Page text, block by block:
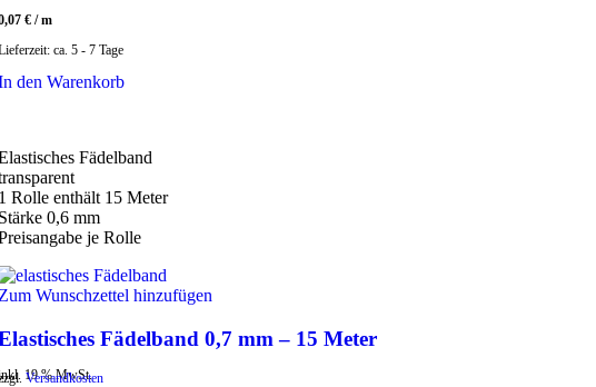
€ /m
ca. 5 - 7 Tage
den Warenkorb
Fädelband
Rolle enthält 15 Meter
0,6 mm
je Rolle
Wunschzettel hinzufügen
Fädelband 0,7 mm – 15 Meter
19 % MwSt.
Versandkosten